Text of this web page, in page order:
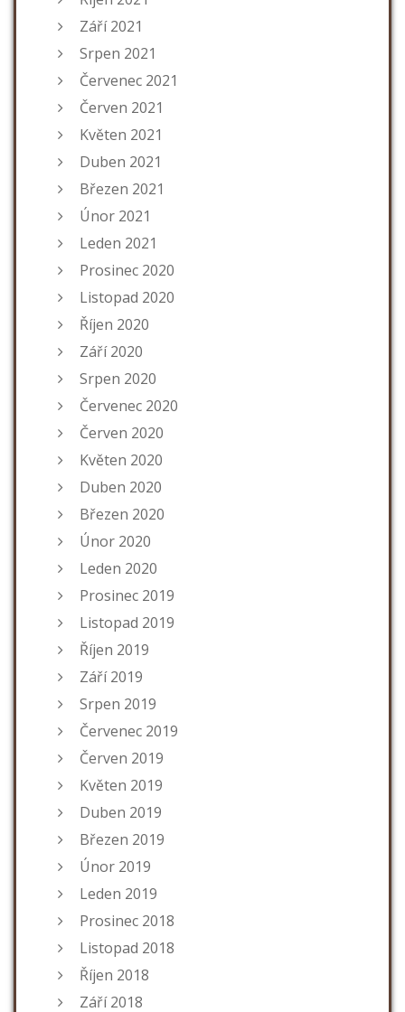
Září 2021
Srpen 2021
Červenec 2021
Červen 2021
Květen 2021
Duben 2021
Březen 2021
Únor 2021
Leden 2021
Prosinec 2020
Listopad 2020
Říjen 2020
Září 2020
Srpen 2020
Červenec 2020
Červen 2020
Květen 2020
Duben 2020
Březen 2020
Únor 2020
Leden 2020
Prosinec 2019
Listopad 2019
Říjen 2019
Září 2019
Srpen 2019
Červenec 2019
Červen 2019
Květen 2019
Duben 2019
Březen 2019
Únor 2019
Leden 2019
Prosinec 2018
Listopad 2018
Říjen 2018
Září 2018